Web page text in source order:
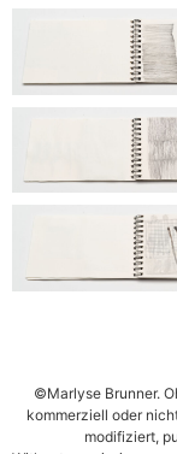
©Marlyse Brunner.
kommerziell oder
modifiziert,